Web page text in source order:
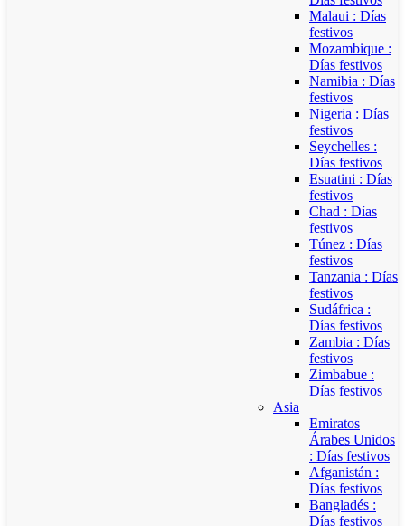
Malaui : Días
festivos
Mozambique :
Días festivos
Namibia : Días
festivos
Nigeria : Días
festivos
Seychelles :
Días festivos
Esuatini : Días
festivos
Chad : Días
festivos
Túnez : Días
festivos
Tanzania : Días
festivos
Sudáfrica :
Días festivos
Zambia : Días
festivos
Zimbabue :
Días festivos
Asia
Emiratos
Árabes Unidos
: Días festivos
Afganistán :
Días festivos
Bangladés :
Días festivos